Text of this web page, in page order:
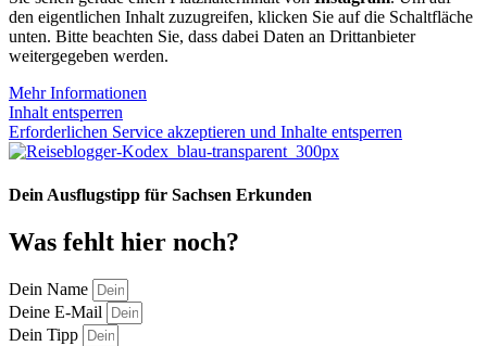
den eigentlichen Inhalt zuzugreifen, klicken Sie auf die Schaltfläche
unten. Bitte beachten Sie, dass dabei Daten an Drittanbieter
weitergegeben werden.
Mehr Informationen
Inhalt entsperren
Erforderlichen Service akzeptieren und Inhalte entsperren
Dein Ausflugstipp für Sachsen Erkunden
Was fehlt hier noch?
Dein Name
Deine E-Mail
Dein Tipp